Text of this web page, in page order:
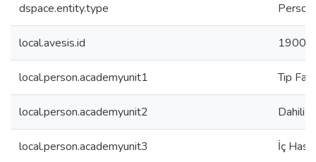
dspace.entity.type Person
local.avesis.id
local.person.academyunit1 Tıp
local.person.academyunit2 Dahili
local.person.academyunit3 İç